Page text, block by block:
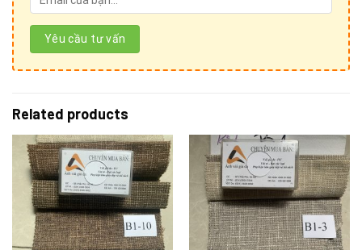
Youtube:youtube.com/@anhvaigiada
Website:anhvaigiada.com
anhvaigiada.vn/anhvaigiada.net/anhsimili.com.vn/
CÔNG TY TNHH SX TM DV NGỌC HÂN
MST: 0107440229
Trụ Sở Chính: Số 196 ngõ Hoà Bình, tổ 7 phường Cự Khối,
quận Long Biên, thành phố Hà Nội
Related products